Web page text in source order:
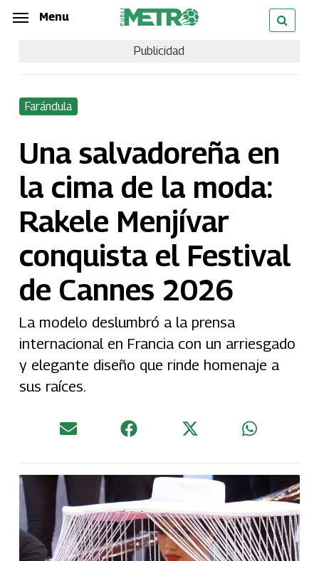
Skip
content
Menu
Publicidad
Farándula
Una salvadoreña en
la cima de la moda:
Rakele Menjívar
conquista el Festival
de Cannes 2026
La modelo deslumbró a la prensa
internacional en Francia con un arriesgado
y elegante diseño que rinde homenaje a
sus raíces.
Menu